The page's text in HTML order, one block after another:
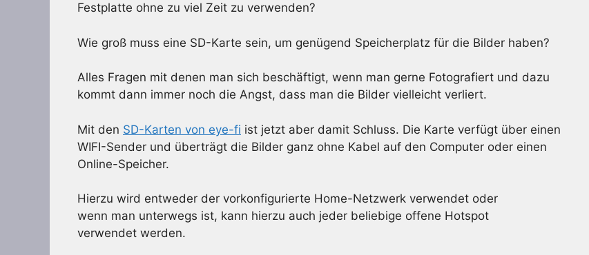
Festplatte ohne zu viel Zeit zu verwenden?
Wie groß muss eine SD-Karte sein, um genügend Speicherplatz für die Bilder haben?
Alles Fragen mit denen man sich beschäftigt, wenn man gerne Fotografiert und dazu
kommt dann immer noch die Angst, dass man die Bilder vielleicht verliert.
Mit den SD-Karten von eye-fi ist jetzt aber damit Schluss. Die Karte verfügt über einen
WIFI-Sender und überträgt die Bilder ganz ohne Kabel auf den Computer oder einen
Online-Speicher.
Hierzu wird entweder der vorkonfigurierte Home-Netzwerk verwendet oder
wenn man unterwegs ist, kann hierzu auch jeder beliebige offene Hotspot
verwendet werden.